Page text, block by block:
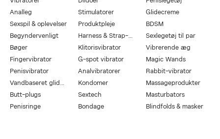
Analleg
Stimulatorer
Glidecreme
Sexspil & oplevelser
Produktpleje
BDSM
Begyndervenligt
Harness & Strap-On
Sexlegetøj til par
Bøger
Klitorisvibrator
Vibrerende æg
Fingervibrator
G-spot vibrator
Magic Wands
Penisvibrator
Analvibratorer
Rabbit-vibrator
Vandbaseret glidecreme
Kondomer
Massageprodukter
Butt-plugs
Sextech
Masturbators
Penisringe
Bondage Blindfolds & masker